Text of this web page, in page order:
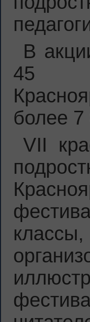
В
45
более 7
VII